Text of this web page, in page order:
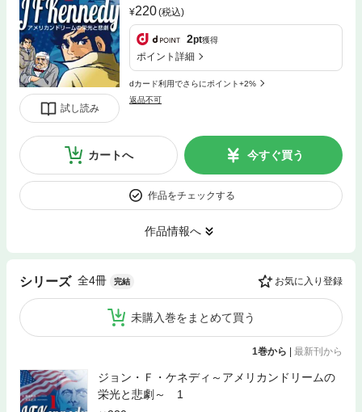
試し読み
220(税込)
2pt獲得
ポイント詳細
dカード利用でさらにポイント+2%
返品不可
カートへ 今すぐ買う
作品をチェックする
作品情報へ
シリーズ 全4冊 完結 お気に入り登録
未購入巻をまとめて買う
1巻から | 最新刊から
ジョン・Ｆ・ケネディ～アメリカンドリームの
栄光と悲劇～ 1